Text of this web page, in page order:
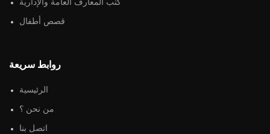
كتب المعارف العامة والإدارية
قصص أطفال
روابط سريعة
الرئيسية
من نحن ؟
اتصل بنا